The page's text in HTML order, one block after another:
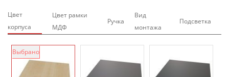
Цвет
корпуса
Цвет рамки
МДФ
Ручка
Вид
монтажа
Подсветка
Выбрано